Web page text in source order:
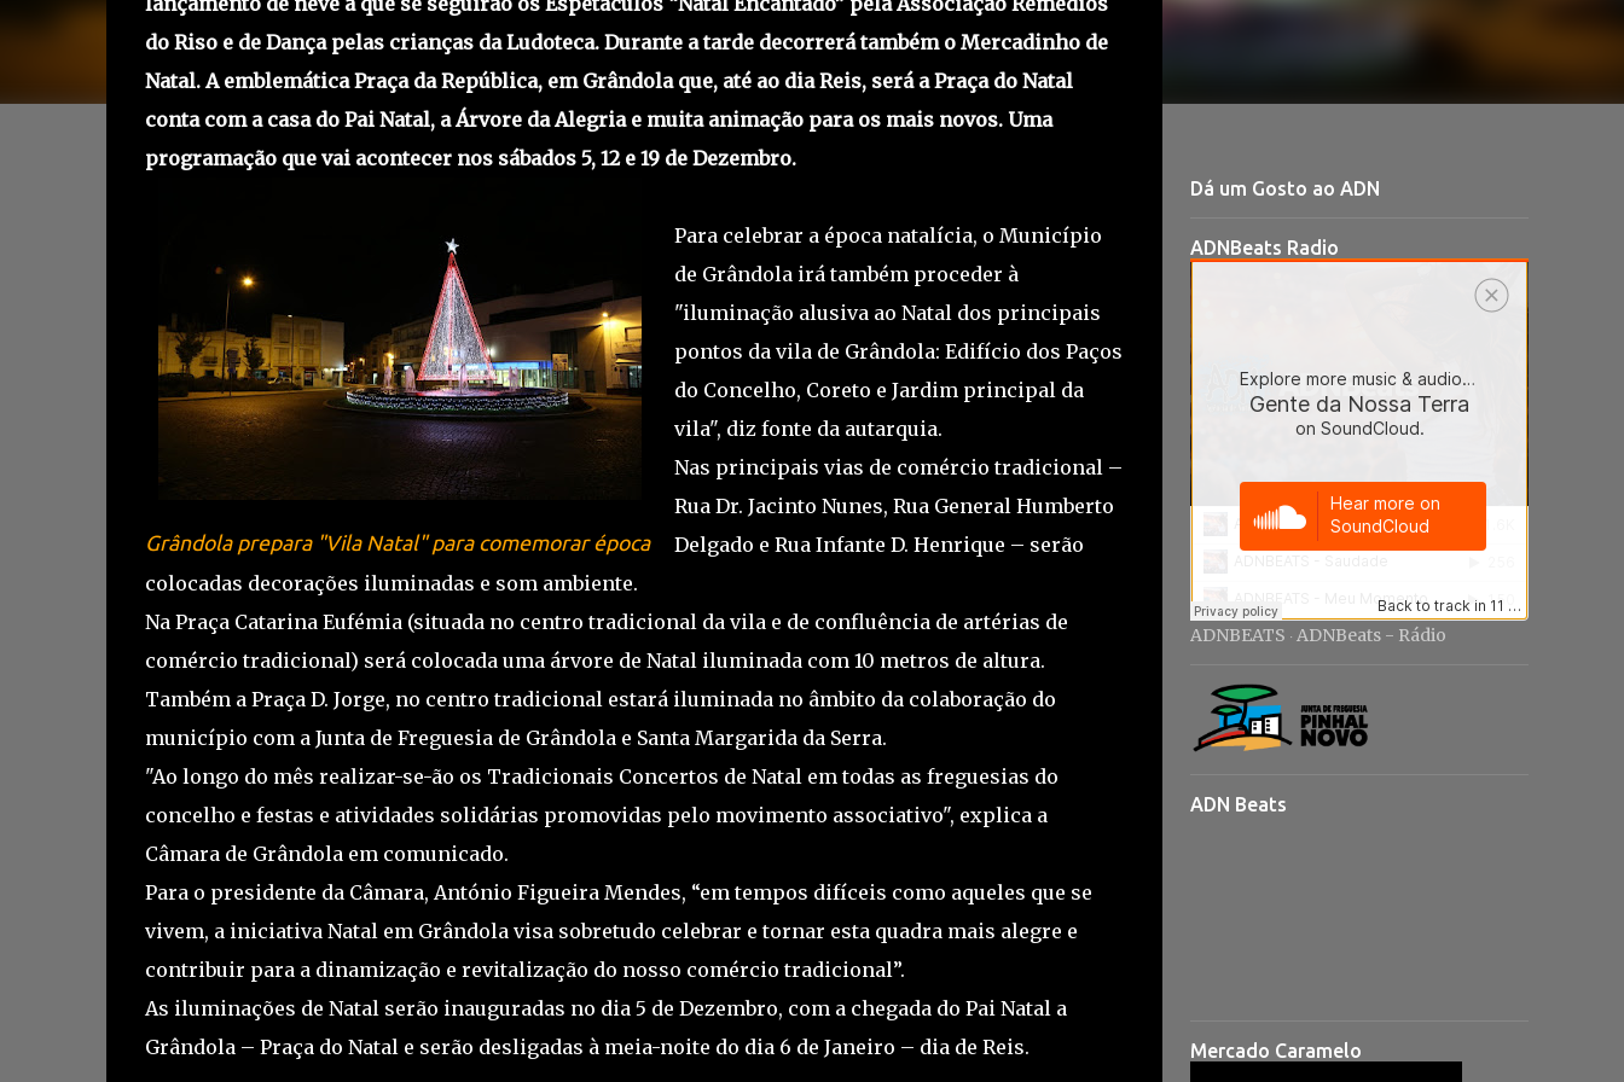
do Riso e de Dança pelas crianças da Ludoteca. Durante a tarde decorrerá também o Mercadinho de
Natal.A emblemática Praça da República, em Grândola que, até ao dia Reis, será a Praça do Natal
conta com a casa do Pai Natal, a Árvore da Alegria e muita animação para os mais novos. Uma
programação que vai acontecer nos sábados 5, 12 e 19 de Dezembro.
Grândola prepara "Vila Natal" para comemorar época
Para celebrar a época natalícia, o Município
de Grândola irá também proceder à
"iluminação alusiva ao Natal dos principais
pontos da vila de Grândola: Edifício dos Paços
do Concelho, Coreto e Jardim principal da
vila", diz fonte da autarquia.
Nas principais vias de comércio tradicional –
Rua Dr. Jacinto Nunes, Rua General Humberto
Delgado e Rua Infante D. Henrique – serão
colocadas decorações iluminadas e som ambiente.
Na Praça Catarina Eufémia (situada no centro tradicional da vila e de confluência de artérias de
comércio tradicional) será colocada uma árvore de Natal iluminada com 10 metros de altura.
Também a Praça D. Jorge, no centro tradicional estará iluminada no âmbito da colaboração do
município com a Junta de Freguesia de Grândola e Santa Margarida da Serra.
"Ao longo do mês realizar-se-ão os Tradicionais Concertos de Natal em todas as freguesias do
concelho e festas e atividades solidárias promovidas pelo movimento associativo", explica a
Câmara de Grândola em comunicado.
Para o presidente da Câmara, António Figueira Mendes, “em tempos difíceis como aqueles que se
vivem, a iniciativa Natal em Grândola visa sobretudo celebrar e tornar esta quadra mais alegre e
contribuir para a dinamização e revitalização do nosso comércio tradicional”.
As iluminações de Natal serão inauguradas no dia 5 de Dezembro, com a chegada do Pai Natal a
Grândola – Praça do Natal e serão desligadas à meia-noite do dia 6 de Janeiro – dia de Reis.
Dá um Gosto ao ADN
ADNBeats Radio
ADNBEATS · ADNBeats - Rádio
ADN Beats
Mercado Caramelo